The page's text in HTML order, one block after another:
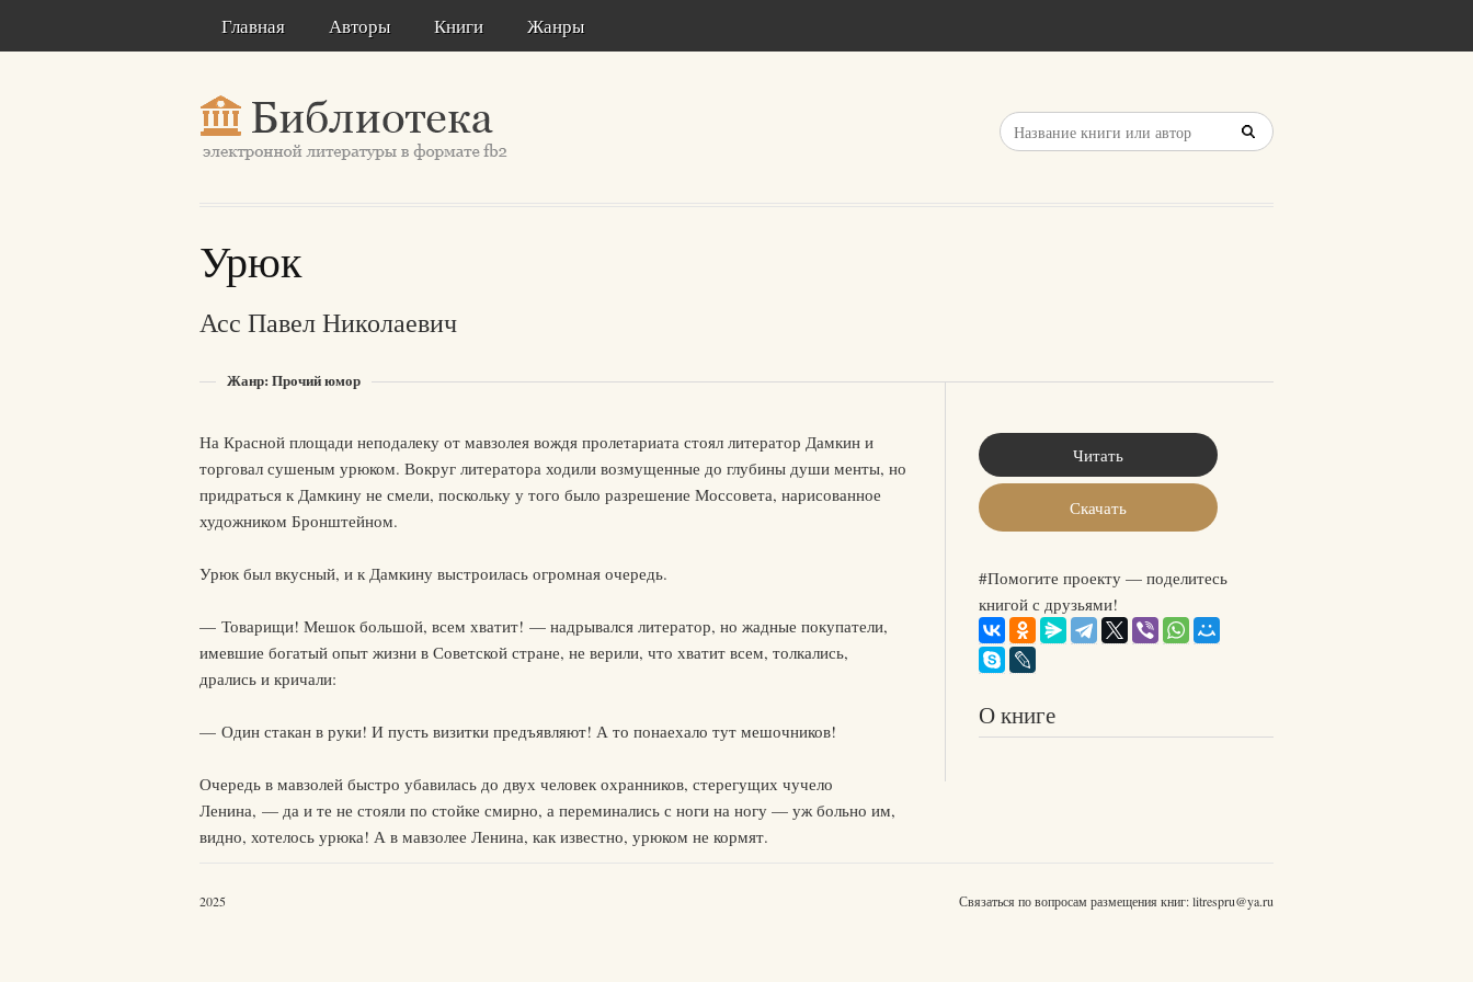
Главная Авторы Книги Жанры
Урюк
Асс Павел Николаевич
Жанр: Прочий юмор
На Красной площади неподалеку от мавзолея вождя пролетариата стоял литератор Дамкин и
торговал сушеным урюком. Вокруг литератора ходили возмущенные до глубины души менты, но
придраться к Дамкину не смели, поскольку у того было разрешение Моссовета, нарисованное
художником Бронштейном.
Урюк был вкусный, и к Дамкину выстроилась огромная очередь.
— Товарищи! Мешок большой, всем хватит! — надрывался литератор, но жадные покупатели,
имевшие богатый опыт жизни в Советской стране, не верили, что хватит всем, толкались,
дрались и кричали:
— Один стакан в руки! И пусть визитки предъявляют! А то понаехало тут мешочников!
Очередь в мавзолей быстро убавилась до двух человек охранников, стерегущих чучело
Ленина, — да и те не стояли по стойке смирно, а переминались с ноги на ногу — уж больно им,
видно, хотелось урюка! А в мавзолее Ленина, как известно, урюком не кормят.
Читать
Скачать
#Помогите проекту — поделитесь
книгой с друзьями!
О книге
2025 Связаться по вопросам размещения книг:litrespru@ya.ru